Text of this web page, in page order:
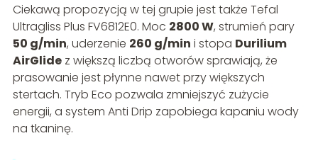
Ciekawą propozycją w tej grupie jest także Tefal
Ultragliss Plus FV6812E0. Moc 2800 W, strumień pary
50 g/min, uderzenie 260 g/min i stopa Durilium
AirGlidez większą liczbą otworów sprawiają, że
prasowanie jest płynne nawet przy większych
stertach. Tryb Eco pozwala zmniejszyć zużycie
energii, a system Anti Drip zapobiega kapaniu wody
na tkaninę.